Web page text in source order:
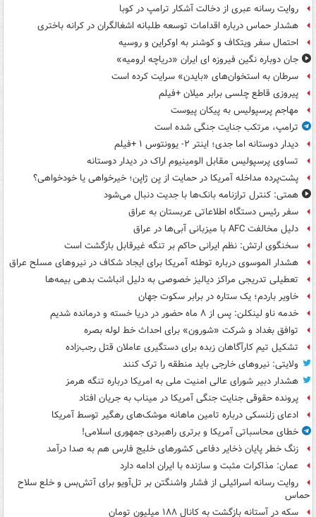
روایت رسانه عبری از دخالت آشکار ترامپ در کوبا
هشدار حماس درباره اقدامات توسعه طلبانه اشغالگران در کرانه باختری
احتمال سفر ویتکاف و کوشنر به اوکراین و روسیه
جان دوباره نگین فیروزه ای ایران «دریاچه ارومیه»
سرطان به استخوان‌های «بایدن» سرایت کرده است
پیروزی قاطع چلسی برابر میلان +فیلم
مهاجم پرسپولیس به پیکان پیوست
ترامپ، مرتکب جنایت جنگی شده است
دیدار دوستانه اما جدی؛ اینتر ۲- یوونتوس ۱ +فیلم
تساوی پرسپولیس مقابل الومینیوم اراک در دیدار دوستانه
پشت‌پرده مداخله آمریکا در حمایت از یِن ژاپن؛ خیرخواهی یا خودخواهی؟
همتی: کنترل ترازنامه بانک‌ها با جدیت دنبال می‌شود
سفر رئیس دستگاه اطلاعاتی عربستان به عراق
دلیل مخالفت AFC با میزبانی آبی‌ها در عراق
سخنگوی ارتش: نظم ایرانی حاکم بر تنگه غیرقابل بازگشت است
هشدار الموسوی درباره توطئه آمریکا برای ایجاد شکاف در نیروهای مسلح عراق
تعطیلی تدریجی مراکز دیالیز خصوصی به دلیل انباشت بدهی بیمه‌ها
خاویر باردم؛ یک ستاره در برابر سکوت جهان
خدمه ناو لینکلن: پس از ۸ ماه حضور در دریا خسته و درمانده‌ شدیم
توافق بغداد و شرکت «شورون» برای احداث خط لوله بصره
تشکیل تیم کارآگاهان زبده برای دستگیری عاملان قتل رجب‌زاده
ولایتی: نیروهای خارجی باید منطقه را ترک کنند
هشدار دبیر شورای عالی امنیت ملی به امریکا درباره تنگه هرمز
پرونده حقوقی جنایت جنگی آمریکا در میناب به جریان افتاد
ادعای زلنسکی درباره تامین ماهانه موشک‌های رهگیر توسط آمریکا
خطای محاسباتی آمریکا و برتری راهبردی جمهوری اسلامی!
زنگ خطر پایان ذخایر دفاعی کشورهای خلیج فارس هم به صدا درآمد
عمان: مذاکرات مثبت و سازنده با ایران ادامه دارد
روایت رسانه اسرائیلی از فشار واشنگتن بر تل‌آویو برای آتش‌بس و خلع سلاح
حماس
سکه در آستانه بازگشت به کانال ۱۸۸ میلیون تومان